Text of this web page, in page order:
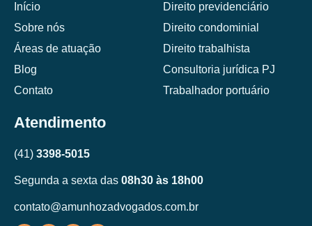
Início
Sobre nós
Áreas de atuação
Blog
Contato
Direito previdenciário
Direito condominial
Direito trabalhista
Consultoria jurídica PJ
Trabalhador portuário
Atendimento
(41) 3398-5015
Segunda a sexta das 08h30 às 18h00
contato@amunhozadvogados.com.br